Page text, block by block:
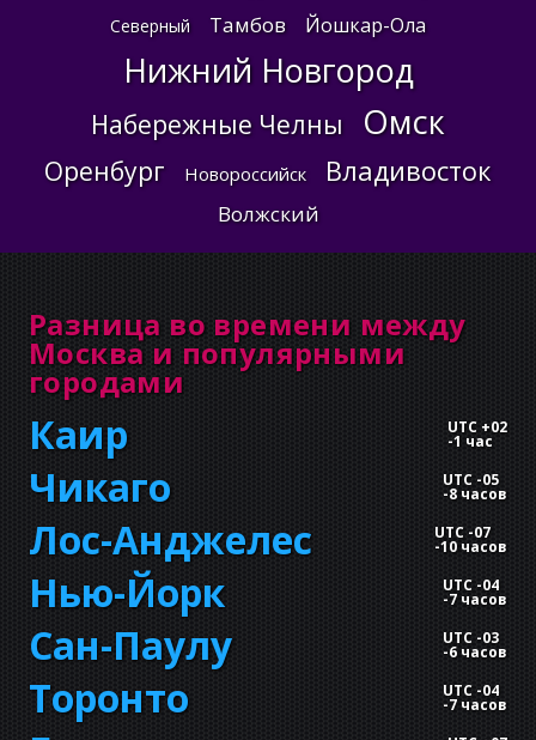
Северный Тамбов Йошкар-Ола
Нижний Новгород
Набережные Челны Омск
Оренбург Новороссийск Владивосток
Волжский
Разница во времени между
Москва и популярными
городами
Каир UTC +02
-1 час
Чикаго UTC -05
-8 часов
Лос-Анджелес UTC -07
-10 часов
Нью-Йорк UTC -04
-7 часов
Сан-Паулу UTC -03
-6 часов
Торонто UTC -04
-7 часов